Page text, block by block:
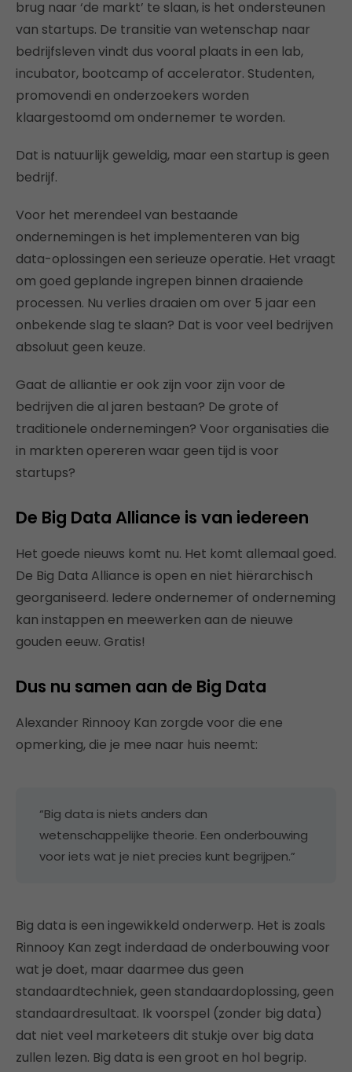
brug naar ‘de markt’ te slaan, is het ondersteunen
van startups. De transitie van wetenschap naar
bedrijfsleven vindt dus vooral plaats in een lab,
incubator, bootcamp of accelerator. Studenten,
promovendi en onderzoekers worden
klaargestoomd om ondernemer te worden.
Dat is natuurlijk geweldig, maar een startup is geen
bedrijf.
Voor het merendeel van bestaande
ondernemingen is het implementeren van big
data-oplossingen een serieuze operatie. Het vraagt
om goed geplande ingrepen binnen draaiende
processen. Nu verlies draaien om over 5 jaar een
onbekende slag te slaan? Dat is voor veel bedrijven
absoluut geen keuze.
Gaat de alliantie er ook zijn voor zijn voor de
bedrijven die al jaren bestaan? De grote of
traditionele ondernemingen? Voor organisaties die
in markten opereren waar geen tijd is voor
startups?
De Big Data Alliance is van iedereen
Het goede nieuws komt nu. Het komt allemaal goed.
De Big Data Alliance is open en niet hiërarchisch
georganiseerd. Iedere ondernemer of onderneming
kan instappen en meewerken aan de nieuwe
gouden eeuw. Gratis!
Dus nu samen aan de Big Data
Alexander Rinnooy Kan zorgde voor die ene
opmerking, die je mee naar huis neemt:
“Big data is niets anders dan
wetenschappelijke theorie. Een onderbouwing
voor iets wat je niet precies kunt begrijpen.”
Big data is een ingewikkeld onderwerp. Het is zoals
Rinnooy Kan zegt inderdaad de onderbouwing voor
wat je doet, maar daarmee dus geen
standaardtechniek, geen standaardoplossing, geen
standaardresultaat. Ik voorspel (zonder big data)
dat niet veel marketeers dit stukje over big data
zullen lezen. Big data is een groot en hol begrip.